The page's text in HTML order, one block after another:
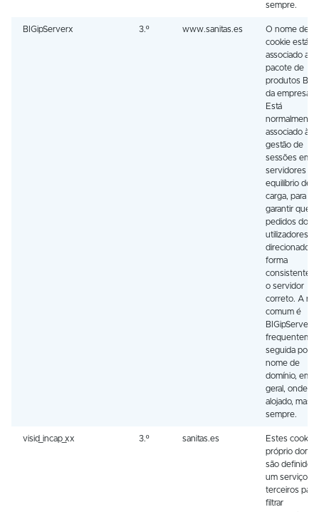
sempre.
BIGipServerx 3.º www.sanitas.es
O nome
cookie está
associado ao
pacote de
produtos
da empresa
Está
normalmente
associado à
gestão de
sessões em
servidores
equilíbrio de
carga, para
garantir que
pedidos dos
utilizadores
direcionados
forma
consistente
o servidor
correto. A raiz
comum é
BIGipServer,
seguida por
nome de
domínio, em
geral, onde
alojado, mas
sempre.
visid_incap_xx 3.º sanitas.es
Estes
próprio
são definidos
um serviço de
terceiros para
filtrar